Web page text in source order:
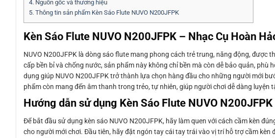
4. Nguồn gốc và thương hiệu
5. Thông tin sản phẩm Kèn Sáo Flute NUVO N200JFPK
Kèn Sáo Flute NUVO N200JFPK – Nhạc Cụ Hoàn
NUVO N200JFPK là dòng sáo flute mang phong cách trẻ trung, năng động, được
cấp bền bỉ và chống nước, sản phẩm này không chỉ bền mà còn dễ bảo quản, phù
dụng giúp NUVO N200JFPK trở thành lựa chọn hàng đầu cho những người mới
phẩm còn mang đến âm thanh trong trẻo, tự nhiên, giúp người chơi dễ dàng
Hướng dẫn sử dụng Kèn Sáo Flute NUVO N200JFPK
Để bắt đầu sử dụng kèn sáo NUVO N200JFPK, hãy làm quen với cách cầm kèn
cho người mới chơi. Đầu tiên, hãy đặt ngón tay cái tay trái vào vị trí hỗ trợ cầm